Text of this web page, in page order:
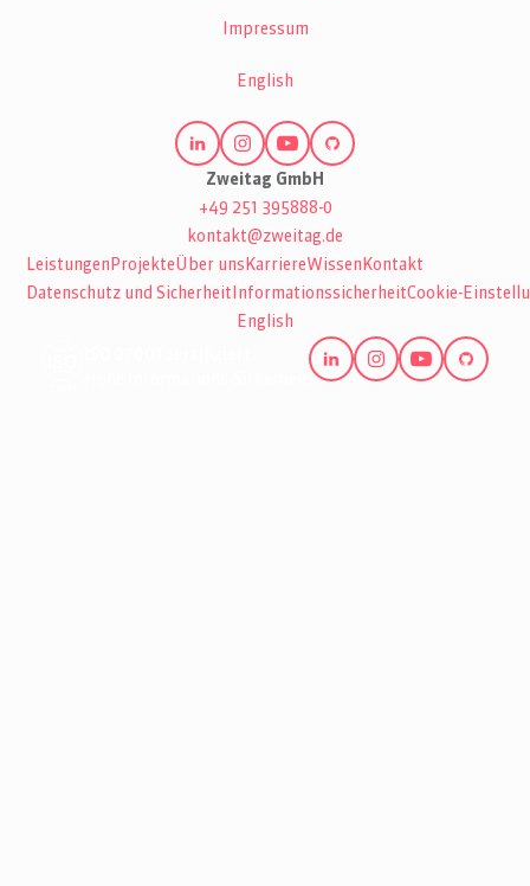
Impressum
English
Zweitag GmbH
+49 251 395888-0
kontakt@zweitag.de
Leistungen ProjekteÜber uns KarriereWissen Kontakt
Datenschutz und Sicherheit InformationssicherheitCookie-
English